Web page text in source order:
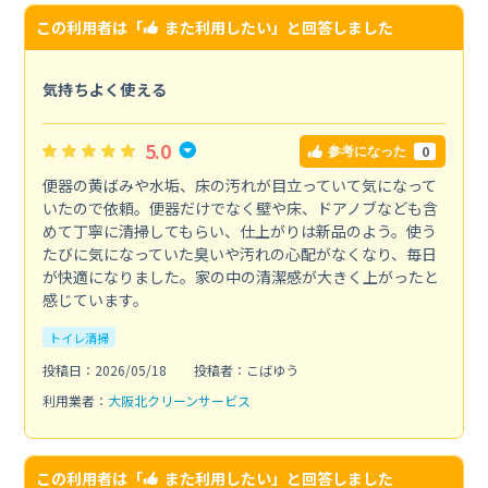
この利用者は「 また利用したい」と回答しました
気持ちよく使える
5.0 参考になった 0
便器の黄ばみや水垢、床の汚れが目立っていて気になって
いたので依頼。便器だけでなく壁や床、ドアノブなども含
めて丁寧に清掃してもらい、仕上がりは新品のよう。使う
たびに気になっていた臭いや汚れの心配がなくなり、毎日
が快適になりました。家の中の清潔感が大きく上がったと
感じています。
トイレ清掃
投稿日：2026/05/18
投稿者：こばゆう
利用業者： 大阪北クリーンサービス
この利用者は「 また利用したい」と回答しました